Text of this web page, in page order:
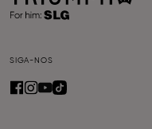
SIGA-NOS